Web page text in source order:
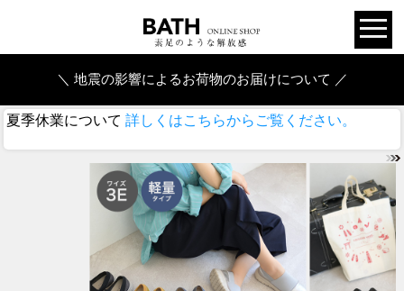
＼ 地震の影響によるお荷物のお届けについて ／
夏季休業について 詳しくはこちらからご覧ください。